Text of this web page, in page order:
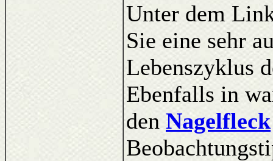
Unter dem
Sie eine sehr
Lebenszyklus
Ebenfalls in
den Nagelfleck